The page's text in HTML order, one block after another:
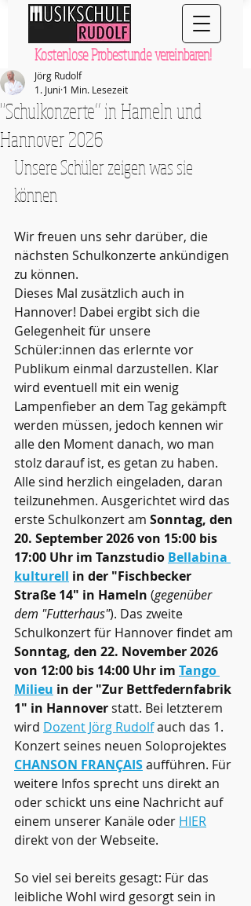
Kostenlose Probestunde vereinbaren!
"Schulkonzerte“ in Hameln und
Hannover 2026
Jörg Rudolf
1. Juni 1 Min. Lesezeit
Unsere Schüler zeigen was sie
können
Wir freuen uns sehr darüber, die
nächsten Schulkonzerte ankündigen
zu können.
Dieses Mal zusätzlich auch in
Hannover! Dabei ergibt sich die
Gelegenheit für unsere
Schüler:innen das erlernte vor
Publikum einmal darzustellen. Klar
wird eventuell mit ein wenig
Lampenfieber an dem Tag gekämpft
werden müssen, jedoch kennen wir
alle den Moment danach, wo man
stolz darauf ist, es getan zu haben.
Alle sind herzlich eingeladen, daran
teilzunehmen. Ausgerichtet wird das
erste Schulkonzert am Sonntag, den
20. September 2026 von 15:00 bis
17:00 Uhr im Tanzstudio Bellabina
kulturell in der "Fischbecker
Straße 14" in Hameln (gegenüber
dem "Futterhaus"). Das zweite
Schulkonzert für Hannover findet am
Sonntag, den 22. November 2026
von 12:00 bis 14:00 Uhr im Tango
Milieu in der "Zur Bettfedernfabrik
1" in Hannover statt. Bei letzterem
wird Dozent Jörg Rudolf auch das 1.
Konzert seines neuen Soloprojektes
CHANSON FRANÇAIS aufführen. Für
weitere Infos sprecht uns direkt an
oder schickt uns eine Nachricht auf
einem unserer Kanäle oder HIER
direkt von der Webseite.
So viel sei bereits gesagt: Für das
leibliche Wohl wird gesorgt sein in